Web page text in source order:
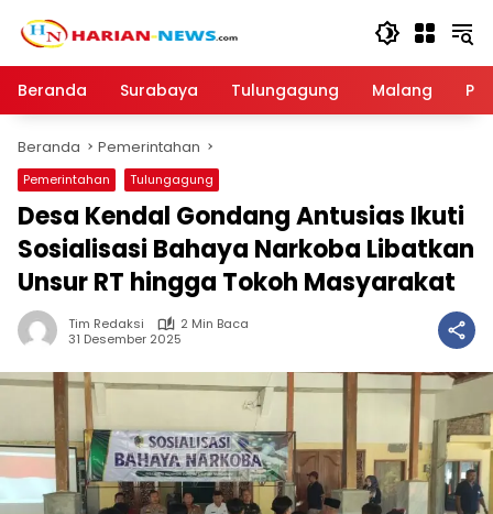
Beranda
Surabaya Tulungagung Malang
Beranda Pemerintahan
Pemerintahan Tulungagung
Desa Kendal Gondang Antusias Ikuti
Sosialisasi Bahaya Narkoba Libatkan
Unsur RT hingga Tokoh Masyarakat
Tim Redaksi
2 Min Baca
31 Desember 2025